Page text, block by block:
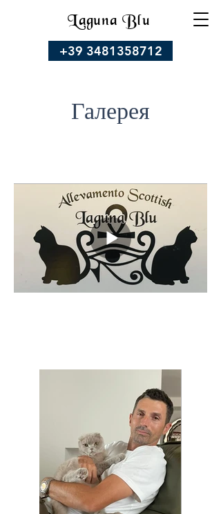
Laguna Blu
+39 3481358712
Галерея